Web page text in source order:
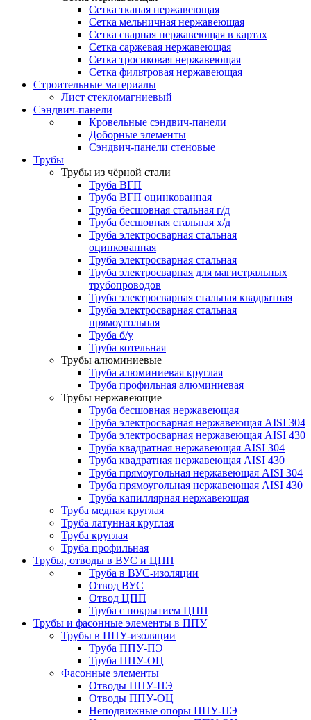
Сетка тканая нержавеющая
Сетка мельничная нержавеющая
Сетка сварная нержавеющая в картах
Сетка саржевая нержавеющая
Сетка тросиковая нержавеющая
Сетка фильтровая нержавеющая
Строительные материалы
Лист стекломагниевый
Сэндвич-панели
Кровельные сэндвич-панели
Доборные элементы
Сэндвич-панели стеновые
Трубы
Трубы из чёрной стали
Труба ВГП
Труба ВГП оцинкованная
Труба бесшовная стальная г/д
Труба бесшовная стальная х/д
Труба электросварная стальная
оцинкованная
Труба электросварная стальная
Труба электросварная для магистральных
трубопроводов
Труба электросварная стальная квадратная
Труба электросварная стальная
прямоугольная
Труба б/у
Труба котельная
Трубы алюминиевые
Труба алюминиевая круглая
Труба профильная алюминиевая
Трубы нержавеющие
Труба бесшовная нержавеющая
Труба электросварная нержавеющая AISI 304
Труба электросварная нержавеющая AISI 430
Труба квадратная нержавеющая AISI 304
Труба квадратная нержавеющая AISI 430
Труба прямоугольная нержавеющая AISI 304
Труба прямоугольная нержавеющая AISI 430
Труба капиллярная нержавеющая
Труба медная круглая
Труба латунная круглая
Труба круглая
Труба профильная
Трубы, отводы в ВУС и ЦПП
Труба в ВУС-изоляции
Отвод ВУС
Отвод ЦПП
Труба с покрытием ЦПП
Трубы и фасонные элементы в ППУ
Трубы в ППУ-изоляции
Труба ППУ-ПЭ
Труба ППУ-ОЦ
Фасонные элементы
Отводы ППУ-ПЭ
Отводы ППУ-ОЦ
Неподвижные опоры ППУ-ПЭ